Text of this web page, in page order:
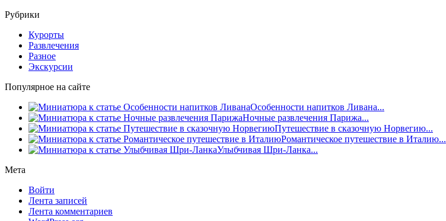
Рубрики
Курорты
Развлечения
Разное
Экскурсии
Популярное на сайте
Особенности напитков Ливана...
Ночные развлечения Парижа...
Путешествие в сказочную Норвегию...
Романтическое путешествие в Италию...
Улыбчивая Шри-Ланка...
Мета
Войти
Лента записей
Лента комментариев